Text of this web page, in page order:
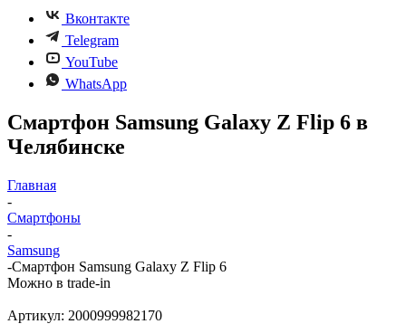
Вконтакте
Telegram
YouTube
WhatsApp
Смартфон Samsung Galaxy Z Flip 6 в
Челябинске
Главная
-
Смартфоны
-
Samsung
-Смартфон Samsung Galaxy Z Flip 6
Можно в trade-in
Артикул: 2000999982170